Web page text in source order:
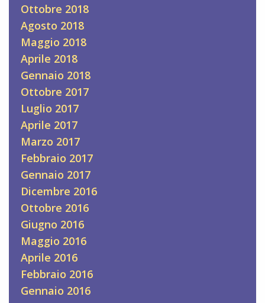
Ottobre 2018
Agosto 2018
Maggio 2018
Aprile 2018
Gennaio 2018
Ottobre 2017
Luglio 2017
Aprile 2017
Marzo 2017
Febbraio 2017
Gennaio 2017
Dicembre 2016
Ottobre 2016
Giugno 2016
Maggio 2016
Aprile 2016
Febbraio 2016
Gennaio 2016